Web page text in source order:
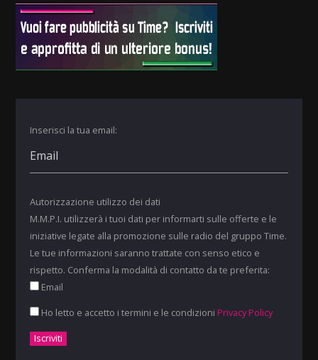
Inserisci la tua email:
Autorizzazione utilizzo dei dati
M.M.P.I. utilizzerà i tuoi dati per informarti sulle offerte e le
iniziative legate alla promozione sulle radio del gruppo Time.
Le tue informazioni saranno trattate con senso etico e
rispetto. Conferma la modalità di contatto da te preferita:
Email
Ho letto e accetto i termini e le condizioni Privacy Policy